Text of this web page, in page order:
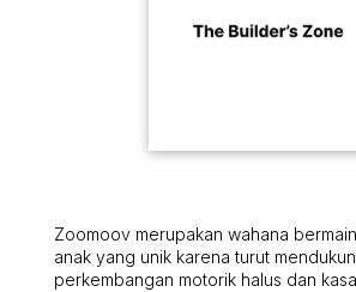
Zoomoov merupakan wahana
anak yang unik karena turut
perkembangan motorik halus dan